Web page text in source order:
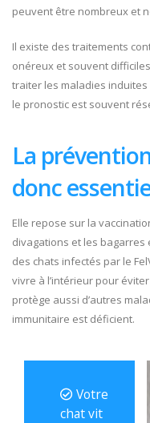
peuvent être nombreux et
Il existe des traitements
onéreux et souvent
traiter les maladies
le pronostic est souvent
La
donc
Elle repose sur la
divagations et les bagarres
des chats infectés par le
vivre à l’intérieur pour
protège aussi d’autres
immunitaire est déficient.
Votre
chat vit